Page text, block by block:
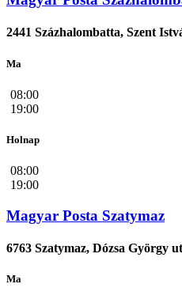
2441 Százhalombatta, Szent
Ma
08:00
19:00
Holnap
08:00
19:00
Magyar Posta Szatymaz
6763 Szatymaz, Dózsa György
Ma